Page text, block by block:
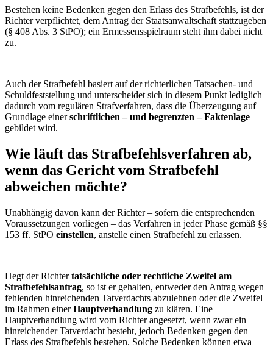
Bestehen keine Bedenken gegen den Erlass des Strafbefehls, ist der
Richter verpflichtet, dem Antrag der Staatsanwaltschaft stattzugeben
(§ 408 Abs. 3 StPO); ein Ermessensspielraum steht ihm dabei nicht
zu.
Auch der Strafbefehl basiert auf der richterlichen Tatsachen- und
Schuldfeststellung und unterscheidet sich in diesem Punkt lediglich
dadurch vom regulären Strafverfahren, dass die Überzeugung auf
Grundlage einerschriftlichen – und begrenzten – Faktenlage
gebildet wird.
Wie läuft das Strafbefehlsverfahren ab,
wenn das Gericht vom Strafbefehl
abweichen möchte?
Unabhängig davon kann der Richter – sofern die entsprechenden
Voraussetzungen vorliegen – das Verfahren in jeder Phase gemäß §§
153 ff. StPO einstellen, anstelle einen Strafbefehl zu erlassen.
Hegt der Richtertatsächliche oder rechtliche Zweifel am
Strafbefehlsantrag, so ist er gehalten, entweder den Antrag wegen
fehlenden hinreichenden Tatverdachts abzulehnen oder die Zweifel
im Rahmen einerHauptverhandlung zu klären. Eine
Hauptverhandlung wird vom Richter angesetzt, wenn zwar ein
hinreichender Tatverdacht besteht, jedoch Bedenken gegen den
Erlass des Strafbefehls bestehen. Solche Bedenken können etwa